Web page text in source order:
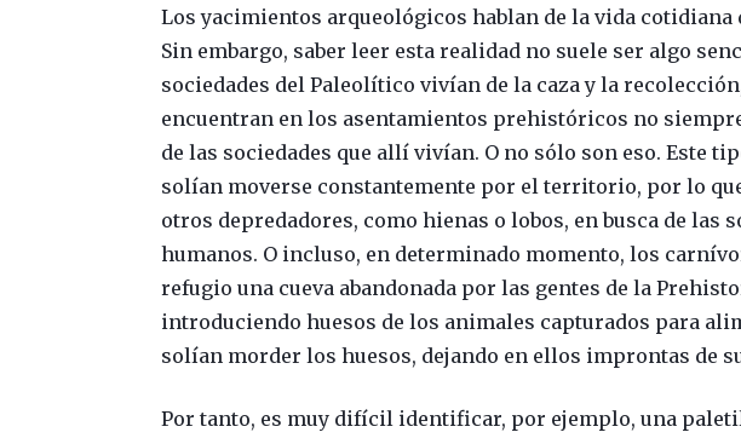
Los yacimientos arqueológicos hablan de la vida cotidiana
Sin embargo, saber leer esta realidad no suele ser algo
sociedades del Paleolítico vivían de la caza y la
encuentran en los asentamientos prehistóricos no
de las sociedades que allí vivían. O no sólo son eso. Este
solían moverse constantemente por el territorio, por lo
otros depredadores, como hienas o lobos, en busca de las
humanos. O incluso, en determinado momento, los
refugio una cueva abandonada por las gentes de la
introduciendo huesos de los animales capturados para
solían morder los huesos, dejando en ellos improntas de
Por tanto, es muy difícil identificar, por ejemplo, una